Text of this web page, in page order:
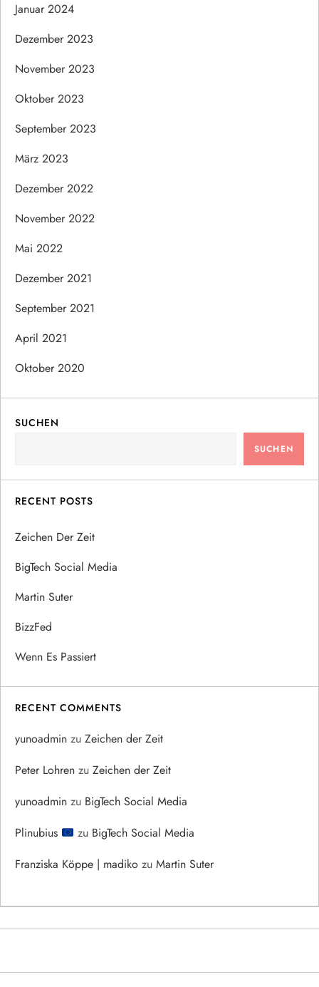
Januar 2024
Dezember 2023
November 2023
Oktober 2023
September 2023
März 2023
Dezember 2022
November 2022
Mai 2022
Dezember 2021
September 2021
April 2021
Oktober 2020
SUCHEN
SUCHEN
RECENT POSTS
Zeichen Der Zeit
BigTech Social Media
Martin Suter
BizzFed
Wenn Es Passiert
RECENT COMMENTS
yunoadmin zu Zeichen der Zeit
Peter Lohren zu Zeichen der Zeit
yunoadmin zu BigTech Social Media
Plinubius
zu BigTech Social Media
Franziska Köppe | madiko zu Martin Suter